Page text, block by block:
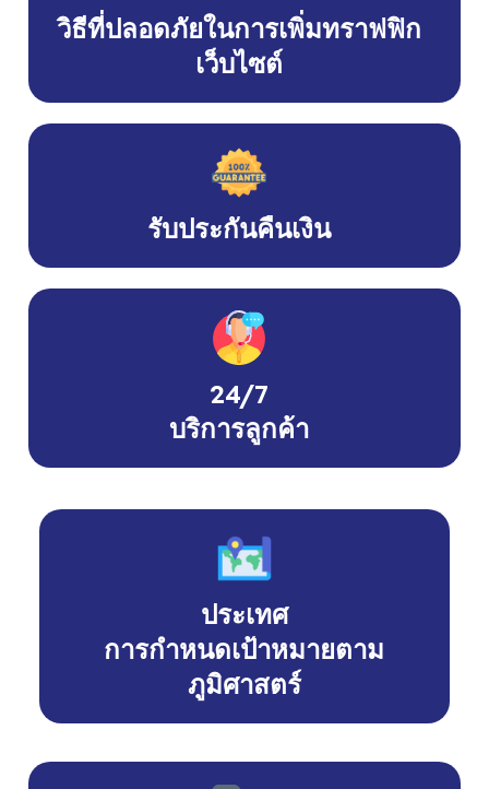
วิธีที่ปลอดภัยในการเพิ่มทราฟฟิก
เว็บไซต์
รับประกันคืนเงิน
24/7
บริการลูกค้า
ประเทศ
การกำหนดเป้าหมายตาม
ภูมิศาสตร์